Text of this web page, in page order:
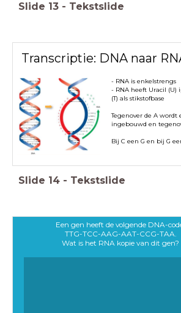
Slide 13 - Tekstslide
Transcriptie: DNA naar
- RNA is enkelstrengs
- RNA heeft Uracil (U)
(T) als stikstofbase
Tegenover de A wordt
ingebouwd en
Bij C een G en bij G
Slide 14 - Tekstslide
Een gen heeft de volgende DNA-
TTG-TCC-AAG-AAT-CCG-TAA.
Wat is het RNA kopie van dit gen?